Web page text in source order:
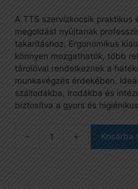
A TTS szervízkocsik praktikus
megoldást nyújtanak
takarításhoz. Ergonomikus
könnyen mozgathatók, több
tárolóval rendelkeznek a
munkavégzés érdekében.
szállodákba, irodákba és
biztosítva a gyors és
Green
Kosárba